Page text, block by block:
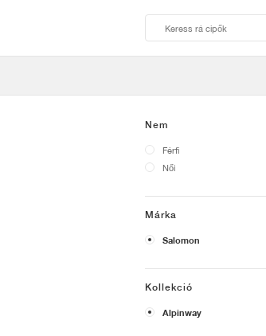
Nem
Férfi
Női
Márka
Salomon
Kollekció
Alpinway